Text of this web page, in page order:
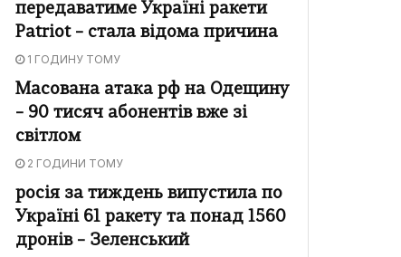
передаватиме Україні ракети
Patriot – стала відома причина
1 ГОДИНУ ТОМУ
Масована атака рф на Одещину
– 90 тисяч абонентів вже зі
світлом
2 ГОДИНИ ТОМУ
росія за тиждень випустила по
Україні 61 ракету та понад 1560
дронів – Зеленський